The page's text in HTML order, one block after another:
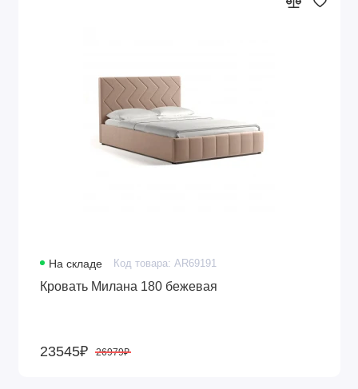
На складе Код товара: AR69191
Кровать Милана 180 бежевая
23545₽ 26979₽